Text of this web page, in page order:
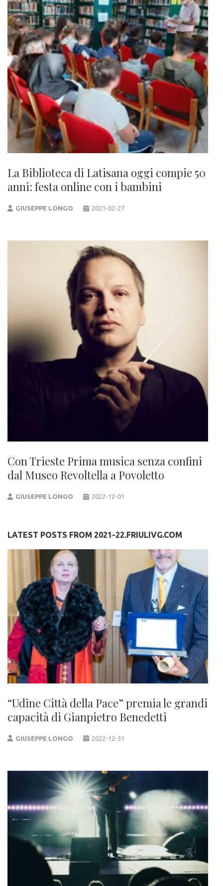
La Biblioteca di Latisana oggi compie 50
anni: festa online con i bambini
GIUSEPPE LONGO 2021-02-27
Con Trieste Prima musica senza confini
dal Museo Revoltella a Povoletto
GIUSEPPE LONGO 2022-12-01
LATEST POSTS FROM 2021-22.FRIULIVG.COM
“Udine Città della Pace” premia le grandi
capacità di Gianpietro Benedetti
GIUSEPPE LONGO 2022-12-31